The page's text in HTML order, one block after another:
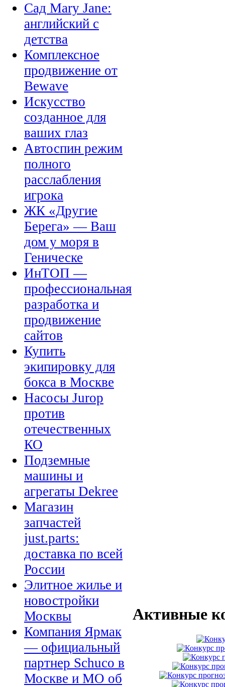
Сад Mary Jane:
английский с
детства
Комплексное
продвижение от
Bewave
Искусство
созданное для
ваших глаз
Автоспин режим
полного
расслабления
игрока
ЖК «Другие
Берега» — Ваш
дом у моря в
Геническе
ИнТОП —
профессиональная
разработка и
продвижение
сайтов
Купить
экипировку для
бокса в Москве
Насосы Jurop
против
отечественных
КО
Подземные
машины и
агрегаты Dekree
Магазин
запчастей
just.parts:
доставка по всей
России
Элитное жилье и
новостройки
Москвы
Компания Ярмак
— официальный
партнер Schuco в
Москве и МО об
Активные